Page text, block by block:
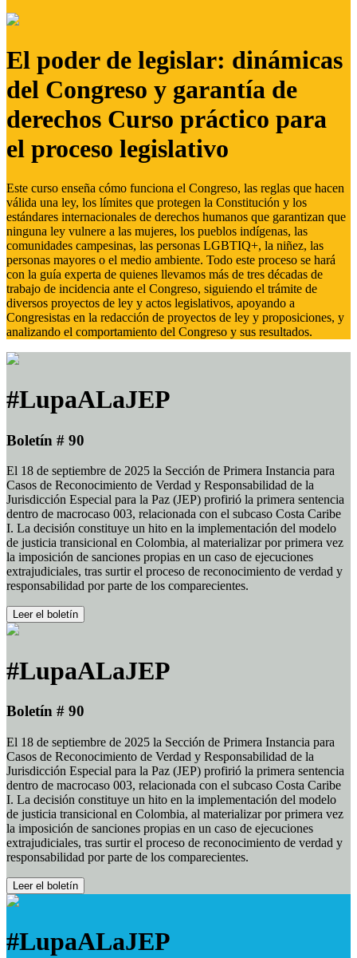
El poder de legislar: dinámicas
del Congreso y garantía de
derechos Curso práctico para
el proceso legislativo
Este curso enseña cómo funciona el Congreso, las reglas que hacen
válida una ley, los límites que protegen la Constitución y los
estándares internacionales de derechos humanos que garantizan que
ninguna ley vulnere a las mujeres, los pueblos indígenas, las
comunidades campesinas, las personas LGBTIQ+, la niñez, las
personas mayores o el medio ambiente. Todo este proceso se hará
con la guía experta de quienes llevamos más de tres décadas de
trabajo de incidencia ante el Congreso, siguiendo el trámite de
diversos proyectos de ley y actos legislativos, apoyando a
Congresistas en la redacción de proyectos de ley y proposiciones, y
analizando el comportamiento del Congreso y sus resultados.
#LupaALaJEP
Boletín # 90
El 18 de septiembre de 2025 la Sección de Primera Instancia para
Casos de Reconocimiento de Verdad y Responsabilidad de la
Jurisdicción Especial para la Paz (JEP) profirió la primera sentencia
dentro de macrocaso 003, relacionada con el subcaso Costa Caribe
I. La decisión constituye un hito en la implementación del modelo
de justicia transicional en Colombia, al materializar por primera vez
la imposición de sanciones propias en un caso de ejecuciones
extrajudiciales, tras surtir el proceso de reconocimiento de verdad y
responsabilidad por parte de los comparecientes.
Leer el boletín
#LupaALaJEP
Boletín # 90
El 18 de septiembre de 2025 la Sección de Primera Instancia para
Casos de Reconocimiento de Verdad y Responsabilidad de la
Jurisdicción Especial para la Paz (JEP) profirió la primera sentencia
dentro de macrocaso 003, relacionada con el subcaso Costa Caribe
I. La decisión constituye un hito en la implementación del modelo
de justicia transicional en Colombia, al materializar por primera vez
la imposición de sanciones propias en un caso de ejecuciones
extrajudiciales, tras surtir el proceso de reconocimiento de verdad y
responsabilidad por parte de los comparecientes.
Leer el boletín
#LupaALaJEP